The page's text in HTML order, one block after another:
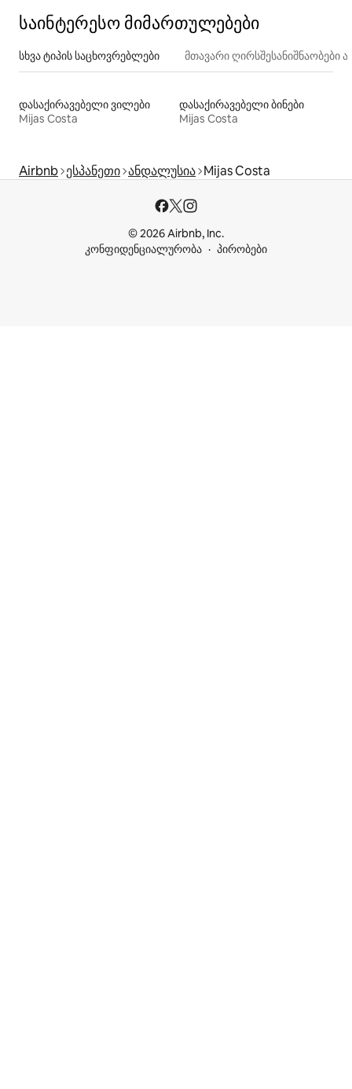
საინტერესო მიმართულებები
სხვა ტიპის საცხოვრებლები მთავარი
დასაქირავებელი ვილები
Mijas Costa
დასაქირავებელი ბინები
Mijas Costa
Airbnb ესპანეთი ანდალუსია Mijas Costa
© 2026 Airbnb, Inc.
კონფიდენციალურობა
პირობები